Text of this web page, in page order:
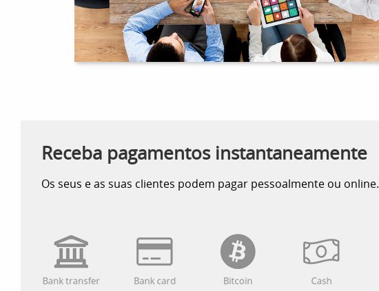
Receba pagamentos instantaneamente
Os seus e as suas clientes podem pagar pessoalmente ou online.